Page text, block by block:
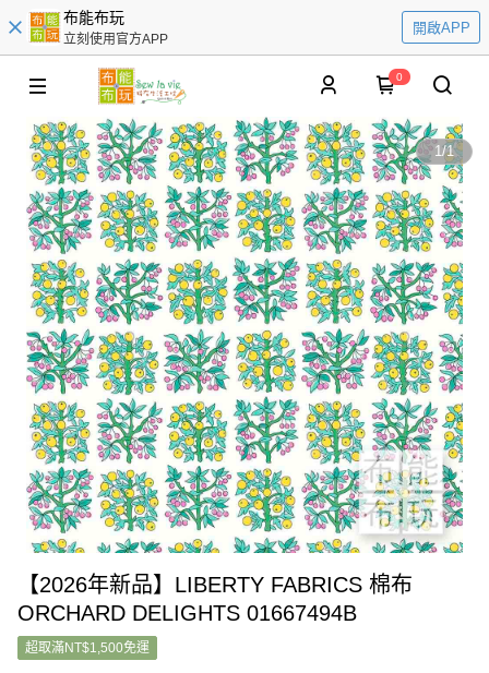
布能布玩
立刻使用官方APP
開啟APP
0
1/1
【2026年新品】LIBERTY FABRICS 棉布
ORCHARD DELIGHTS 01667494B
超取滿NT$1,500免運